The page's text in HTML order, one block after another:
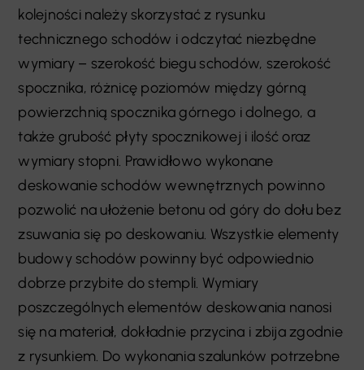
kolejności należy skorzystać z rysunku
technicznego schodów i odczytać niezbędne
wymiary – szerokość biegu schodów, szerokość
spocznika, różnicę poziomów między górną
powierzchnią spocznika górnego i dolnego, a
także grubość płyty spocznikowej i ilość oraz
wymiary stopni. Prawidłowo wykonane
deskowanie schodów wewnętrznych powinno
pozwolić na ułożenie betonu od góry do dołu bez
zsuwania się po deskowaniu. Wszystkie elementy
budowy schodów powinny być odpowiednio
dobrze przybite do stempli. Wymiary
poszczególnych elementów deskowania nanosi
się na materiał, dokładnie przycina i zbija zgodnie
z rysunkiem. Do wykonania szalunków potrzebne